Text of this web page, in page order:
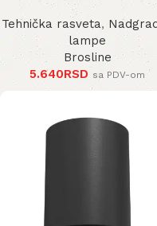
100 mm
Tehnička rasveta,
lampe
Brosline
5.640RSD sa PDV-om